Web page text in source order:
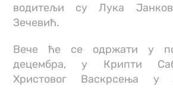
водитељи су Лука
Зечевић.
Вече ће се одржати у
децембра, у Крипти
Христовог Васкрсења у